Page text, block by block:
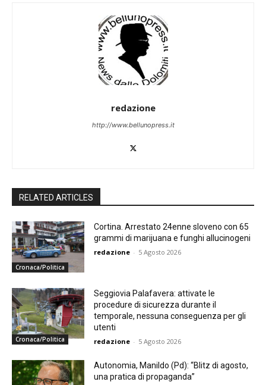
redazione
http://www.bellunopress.it
RELATED ARTICLES
Cronaca/Politica
Cortina. Arrestato 24enne sloveno con 65
grammi di marijuana e funghi allucinogeni
redazione - 5 Agosto 2026
Cronaca/Politica
Seggiovia Palafavera: attivate le
procedure di sicurezza durante il
temporale, nessuna conseguenza per gli
utenti
redazione - 5 Agosto 2026
Autonomia, Manildo (Pd): “Blitz di agosto,
una pratica di propaganda”